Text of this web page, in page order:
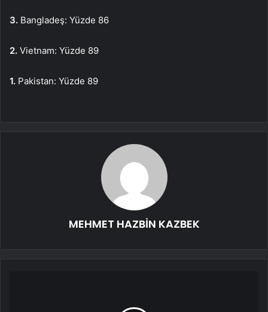
3. Bangladeş: Yüzde 86
2. Vietnam: Yüzde 89
1. Pakistan: Yüzde 89
MEHMET HAZBİN KAZBEK